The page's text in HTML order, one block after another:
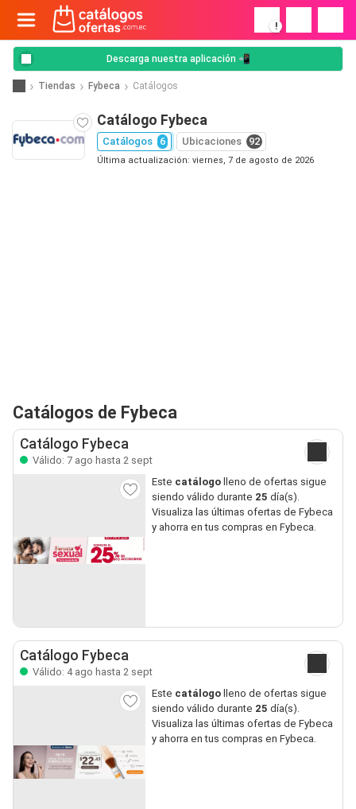
!
Descarga nuestra aplicación 📲
Tiendas Fybeca Catálogos
Catálogo Fybeca
Catálogos 6 Ubicaciones 92
Última actualización: viernes, 7 de agosto de 2026
Catálogos de Fybeca
Catálogo Fybeca
Válido: 7 ago hasta 2 sept
Este catálogo lleno de ofertas sigue
siendo válido durante 25 día(s).
Visualiza las últimas ofertas de Fybeca
y ahorra en tus compras en Fybeca.
Catálogo Fybeca
Válido: 4 ago hasta 2 sept
Este catálogo lleno de ofertas sigue
siendo válido durante 25 día(s).
Visualiza las últimas ofertas de Fybeca
y ahorra en tus compras en Fybeca.